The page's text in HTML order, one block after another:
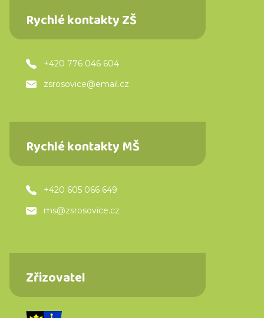
Rychlé kontakty ZŠ
+420 776 046 604
zsrosovice@email.cz
Rychlé kontakty MŠ
+420 605 066 649
ms@zsrosovice.cz
Zřizovatel